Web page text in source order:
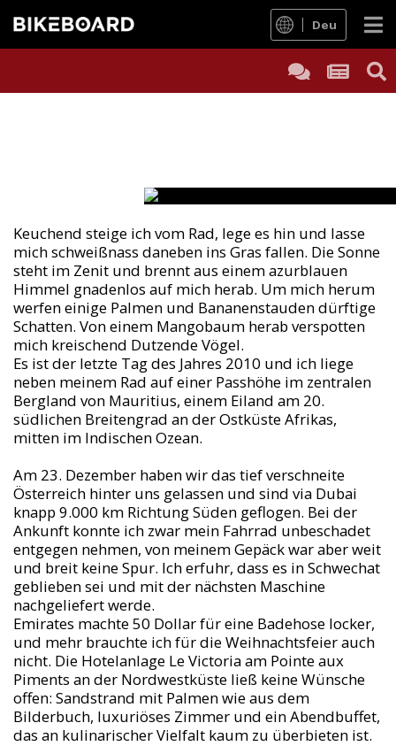
Deu
Keuchend steige ich vom Rad, lege es hin und lasse
mich schweißnass daneben ins Gras fallen. Die Sonne
steht im Zenit und brennt aus einem azurblauen
Himmel gnadenlos auf mich herab. Um mich herum
werfen einige Palmen und Bananenstauden dürftige
Schatten. Von einem Mangobaum herab verspotten
mich kreischend Dutzende Vögel.
Es ist der letzte Tag des Jahres 2010 und ich liege
neben meinem Rad auf einer Passhöhe im zentralen
Bergland von Mauritius, einem Eiland am 20.
südlichen Breitengrad an der Ostküste Afrikas,
mitten im Indischen Ozean.
Am 23. Dezember haben wir das tief verschneite
Österreich hinter uns gelassen und sind via Dubai
knapp 9.000 km Richtung Süden geflogen. Bei der
Ankunft konnte ich zwar mein Fahrrad unbeschadet
entgegen nehmen, von meinem Gepäck war aber weit
und breit keine Spur. Ich erfuhr, dass es in Schwechat
geblieben sei und mit der nächsten Maschine
nachgeliefert werde.
Emirates machte 50 Dollar für eine Badehose locker,
und mehr brauchte ich für die Weihnachtsfeier auch
nicht. Die Hotelanlage Le Victoria am Pointe aux
Piments an der Nordwestküste ließ keine Wünsche
offen: Sandstrand mit Palmen wie aus dem
Bilderbuch, luxuriöses Zimmer und ein Abendbuffet,
das an kulinarischer Vielfalt kaum zu überbieten ist.